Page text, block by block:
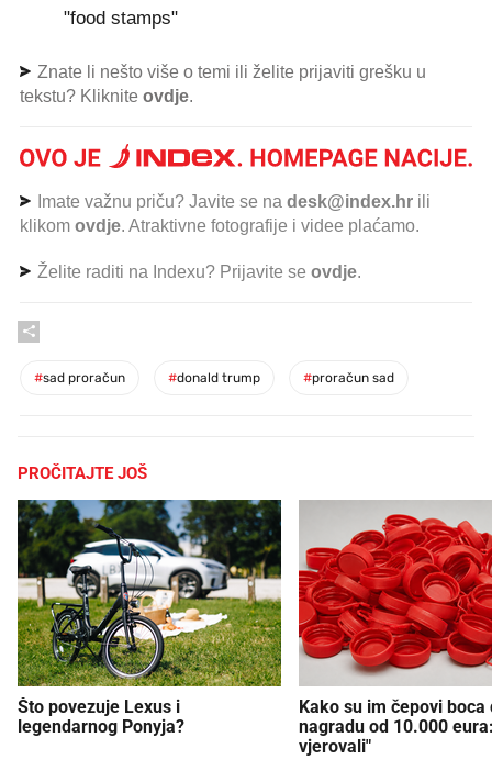
"food stamps"
Znate li nešto više o temi ili želite prijaviti grešku u
tekstu? Kliknite ovdje.
Imate važnu priču? Javite se na desk@index.hr ili
klikom ovdje. Atraktivne fotografije i videe plaćamo.
Želite raditi na Indexu? Prijavite se ovdje.
#sad proračun #donald trump #proračun sad
PROČITAJTE JOŠ
Što povezuje Lexus i
legendarnog Ponyja?
Kako su im čepovi boca
nagradu od 10.000
vjerovali"